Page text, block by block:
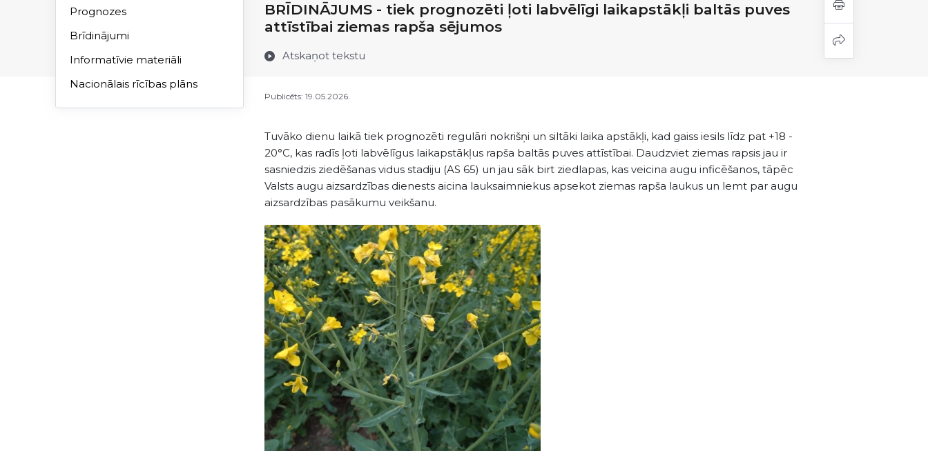
BRĪDINĀJUMS - tiek prognozēti ļoti labvēlīgi laikapstākļi baltās puves
attīstībai ziemas rapša sējumos
Atskaņot tekstu
Prognozes
Brīdinājumi
Informatīvie materiāli
Nacionālais rīcības plāns
Publicēts: 19.05.2026.
Tuvāko dienu laikā tiek prognozēti regulāri nokrišņi un siltāki laika apstākļi, kad gaiss iesils līdz pat +18 -
20°C, kas radīs ļoti labvēlīgus laikapstākļus rapša baltās puves attīstībai. Daudzviet ziemas rapsis jau ir
sasniedzis ziedēšanas vidus stadiju (AS 65) un jau sāk birt ziedlapas, kas veicina augu inficēšanos, tāpēc
Valsts augu aizsardzības dienests aicina lauksaimniekus apsekot ziemas rapša laukus un lemt par augu
aizsardzības pasākumu veikšanu.